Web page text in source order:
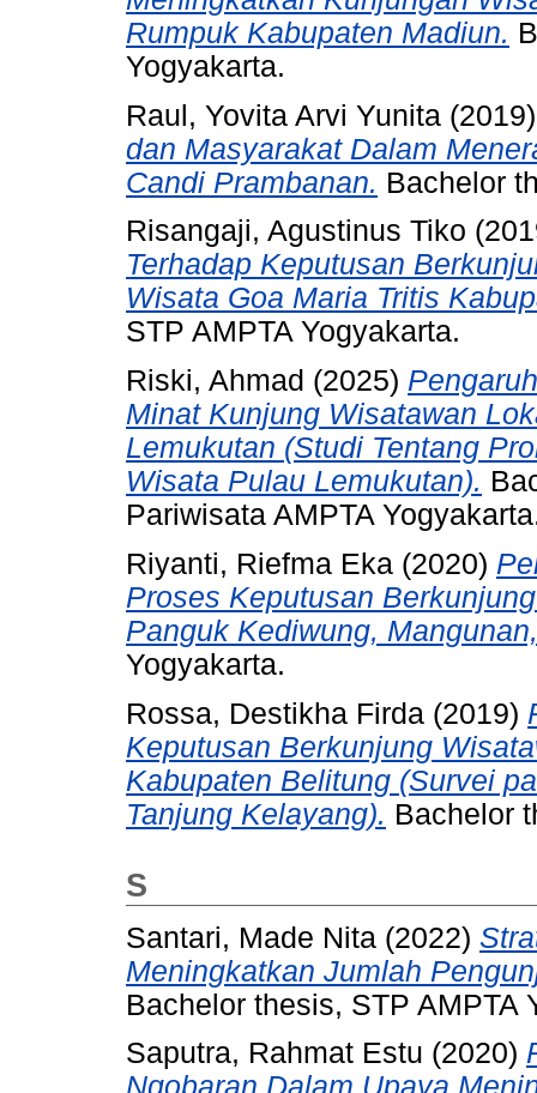
Rumpuk Kabupaten Madiun.
Yogyakarta.
Raul, Yovita Arvi Yunita
dan Masyarakat Dalam
Candi Prambanan. Bachelor
Risangaji, Agustinus Tiko
Terhadap Keputusan
Wisata Goa Maria Tritis
STP AMPTA Yogyakarta.
Riski, Ahmad (2025)
Minat Kunjung Wisatawan
Lemukutan (Studi Tentang
Wisata Pulau Lemukutan).
Pariwisata AMPTA
Riyanti, Riefma Eka (2020)
Proses Keputusan
Panguk Kediwung,
Yogyakarta.
Rossa, Destikha Firda (2019)
Keputusan Berkunjung
Kabupaten Belitung (Survei
Tanjung Kelayang). Bachelor
S
Santari, Made Nita (2022)
Meningkatkan Jumlah
Bachelor thesis, STP AMPTA
Saputra, Rahmat Estu (2020)